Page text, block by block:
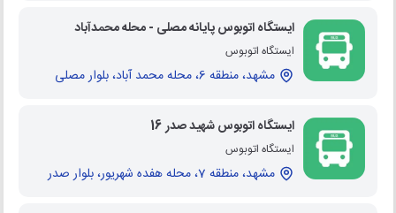
ایستگاه اتوبوس پایانه مصلی - محله محمدآباد
ایستگاه اتوبوس
مشهد، منطقه 6، محله محمد آباد، بلوار مصلی
ایستگاه اتوبوس شهید صدر 16
ایستگاه اتوبوس
مشهد، منطقه 7، محله هفده شهریور، بلوار صدر